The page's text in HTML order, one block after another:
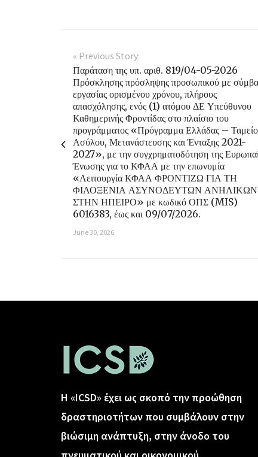
« Previous Story:
Παράταση της υπ. αριθ. 819/04-05-2026
Πρόσκλησης πρόσληψης προσωπικού με
εργασίας ορισμένου χρόνου, πλήρους
απασχόλησης, ενός (1) ατόμου ΔΕ Υπεύθυνου
Καθημερινής Φροντίδας στο πλαίσιο του
προγράμματος «Πρόγραμμα Ελλάδας – Ταμείο
Ασύλου, Μετανάστευσης και Ένταξης 2021-
2027», με την συγχρηματοδότηση της
Ένωσης για το ΚΦΑΑ με την επωνυμία
«Λειτουργία ΚΦΑΑ ΦΡΟΝΤΙΖΩ ΓΙΑ ΤΗ
ΦΙΛΟΞΕΝΙΑ ΑΣΥΝΟΔΕΥΤΩΝ ΑΝΗΛΙΚΩΝ
ΣΤΗΝ ΗΠΕΙΡΟ» με κωδικό ΟΠΣ (MIS)
6016383, έως και 09/07/2026.
June 30, 2026
Η «ICSD» έχει ως σκοπό την προώθηση
δραστηριοτήτων που συμβάλουν στην
βιώσιμη ανάπτυξη, στην άνοδο του